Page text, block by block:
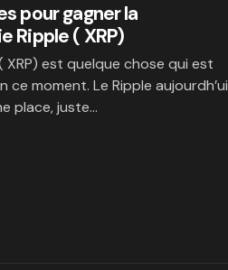
pour gagner la
Ripple ( XRP)
XRP) est quelque chose qui est
ce moment. Le Ripple aujourdh’ui
place, juste…